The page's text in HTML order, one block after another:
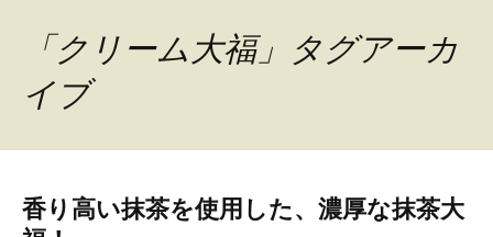
「クリーム大福」タグアーカ
イブ
香り高い抹茶を使用した、濃厚な抹茶大